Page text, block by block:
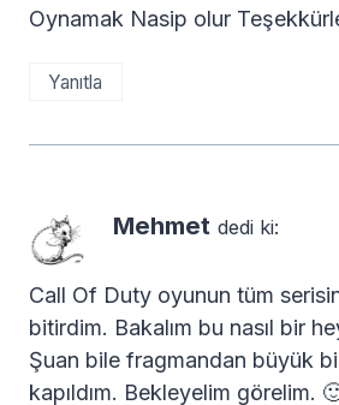
Oynamak Nasip olur
Yanıtla
Mehmet dedi ki:
Call Of Duty oyunun tüm
bitirdim. Bakalım bu nasıl bir
Şuan bile fragmandan büyük
kapıldım. Bekleyelim görelim.